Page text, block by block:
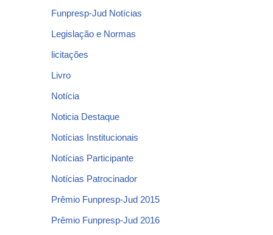
Funpresp-Jud Notícias
Legislação e Normas
licitações
Livro
Notícia
Noticia Destaque
Notícias Institucionais
Notícias Participante
Notícias Patrocinador
Prêmio Funpresp-Jud 2015
Prêmio Funpresp-Jud 2016